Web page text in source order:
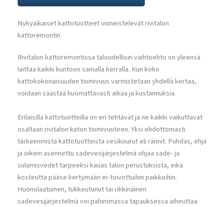
Nykyaikaiset kattotuotteet viimeistelevät rivitalon
kattoremontin
Rivitalon kattoremontissa taloudellisin vaihtoehto on yleensä
laittaa kaikki kuntoon samalla kerralla. Kun koko
kattokokonaisuuden toimivuus varmistetaan yhdellä kertaa,
voidaan säästää huomattavasti aikaa ja kustannuksia.
Erilaisilla kattotuotteilla on eri tehtävät ja ne kaikki vaikuttavat
osaltaan rivitalon katon toimivuuteen. Yksi ehdottomasti
tärkeimmistä kattotuotteista vesikourut eli rännit. Puhdas, ehjä
ja oikein asennettu sadevesijärjestelmä ohjaa sade- ja
sulamisvedet tarpeeksi kauas talon perustuksista, eikä
kosteutta pääse kertymään ei-toivottuihin paikkoihin.
Huonolaatuinen, tukkeutunut tai rikkinäinen
sadevesijärjestelmä voi pahimmassa tapauksessa aiheuttaa